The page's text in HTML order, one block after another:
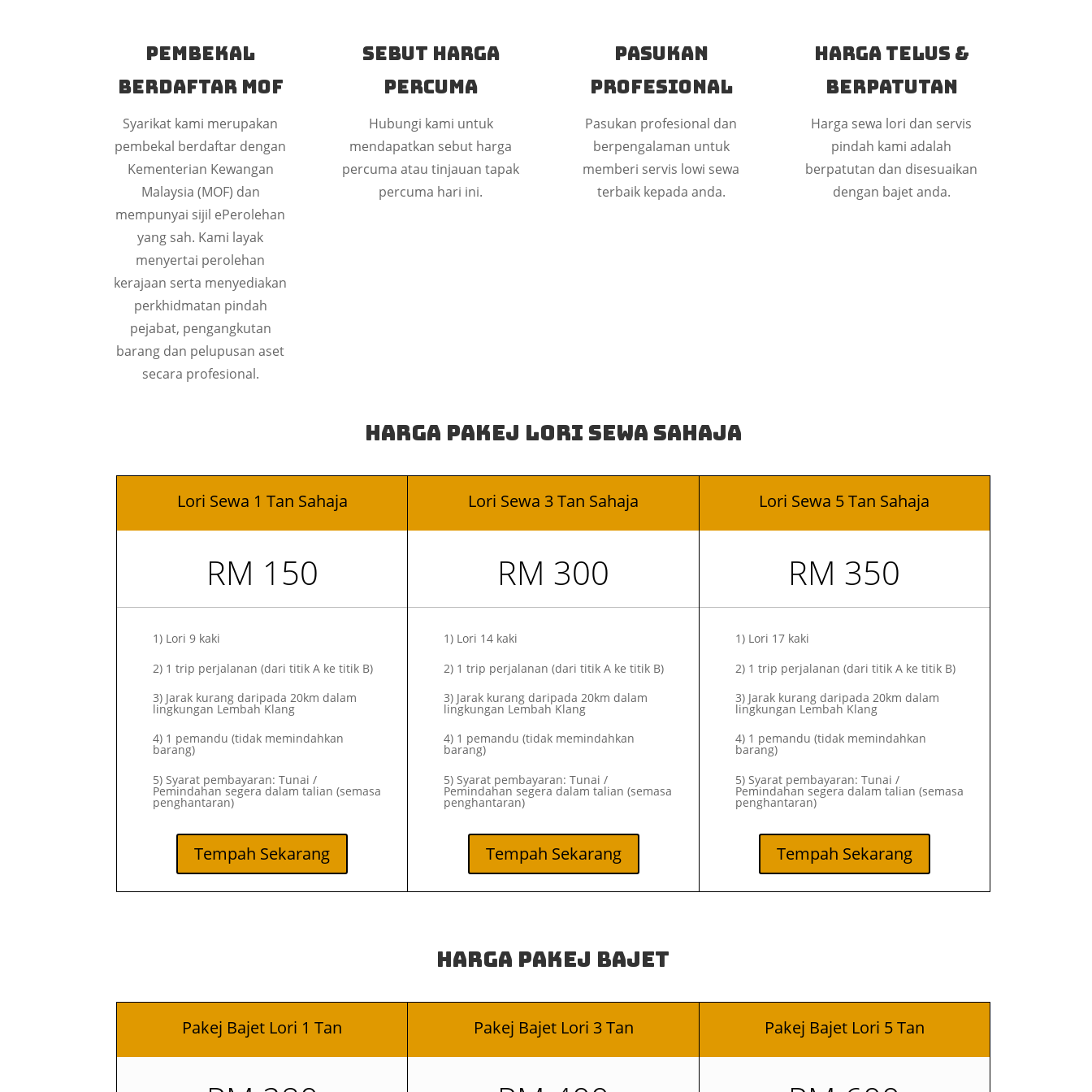
Pembekal
Berdaftar MOF
Syarikat kami merupakan
pembekal berdaftar dengan
Kementerian Kewangan
Malaysia (MOF) dan
mempunyai sijil ePerolehan
yang sah. Kami layak
menyertai perolehan
kerajaan serta menyediakan
perkhidmatan pindah
pejabat, pengangkutan
barang dan pelupusan aset
secara profesional.
Sebut Harga
Percuma
Hubungi kami untuk
mendapatkan sebut harga
percuma atau tinjauan tapak
percuma hari ini.
Pasukan
Profesional
Pasukan profesional dan
berpengalaman untuk
memberi servis lowi sewa
terbaik kepada anda.
Harga Telus &
Berpatutan
Harga sewa lori dan servis
pindah kami adalah
berpatutan dan disesuaikan
dengan bajet anda.
Harga Pakej Lori Sewa Sahaja
Lori Sewa 1 Tan Sahaja
RM 150
1) Lori 9 kaki
2) 1 trip perjalanan (dari titik A ke titik B)
3) Jarak kurang daripada 20km dalam
lingkungan Lembah Klang
4) 1 pemandu (tidak memindahkan
barang)
5) Syarat pembayaran: Tunai /
Pemindahan segera dalam talian (semasa
penghantaran)
Tempah Sekarang
Lori Sewa 3 Tan Sahaja
RM 300
1) Lori 14 kaki
2) 1 trip perjalanan (dari titik A ke titik B)
3) Jarak kurang daripada 20km dalam
lingkungan Lembah Klang
4) 1 pemandu (tidak memindahkan
barang)
5) Syarat pembayaran: Tunai /
Pemindahan segera dalam talian (semasa
penghantaran)
Tempah Sekarang
Lori Sewa 5 Tan Sahaja
RM 350
1) Lori 17 kaki
2) 1 trip perjalanan (dari titik A ke titik B)
3) Jarak kurang daripada 20km dalam
lingkungan Lembah Klang
4) 1 pemandu (tidak memindahkan
barang)
5) Syarat pembayaran: Tunai /
Pemindahan segera dalam talian (semasa
penghantaran)
Tempah Sekarang
Harga Pakej Bajet
Pakej Bajet Lori 1 Tan Pakej Bajet Lori 3 Tan Pakej Bajet Lori 5 Tan